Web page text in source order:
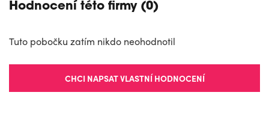
Hodnocení této firmy (0)
Tuto pobočku zatím nikdo neohodnotil
CHCI NAPSAT VLASTNÍ HODNOCENÍ